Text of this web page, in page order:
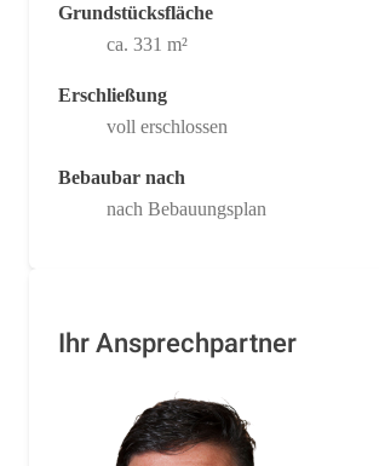
Grundstücksfläche
ca. 331 m²
Erschließung
voll erschlossen
Bebaubar nach
nach Bebauungsplan
Ihr Ansprechpartner